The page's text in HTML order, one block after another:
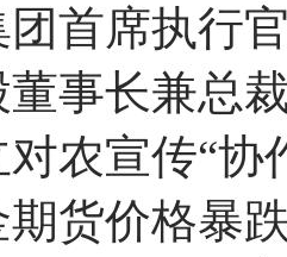
首席执行
事长兼总
农宣传“协
货价格暴